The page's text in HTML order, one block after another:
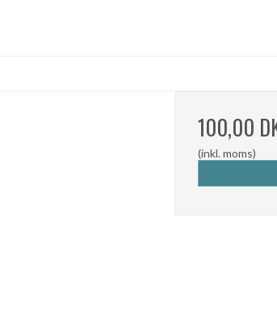
100,00
(inkl. moms)